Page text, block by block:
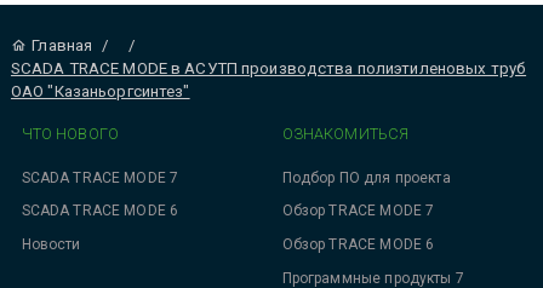
Главная /
/
SCADA TRACE MODE в АСУТП производства полиэтиленовых труб
ОАО "Казаньоргсинтез"
ЧТО НОВОГО
SCADA TRACE MODE 7
SCADA TRACE MODE 6
Новости
ОЗНАКОМИТЬСЯ
Подбор ПО для проекта
Обзор TRACE MODE 7
Обзор TRACE MODE 6
Программные продукты 7